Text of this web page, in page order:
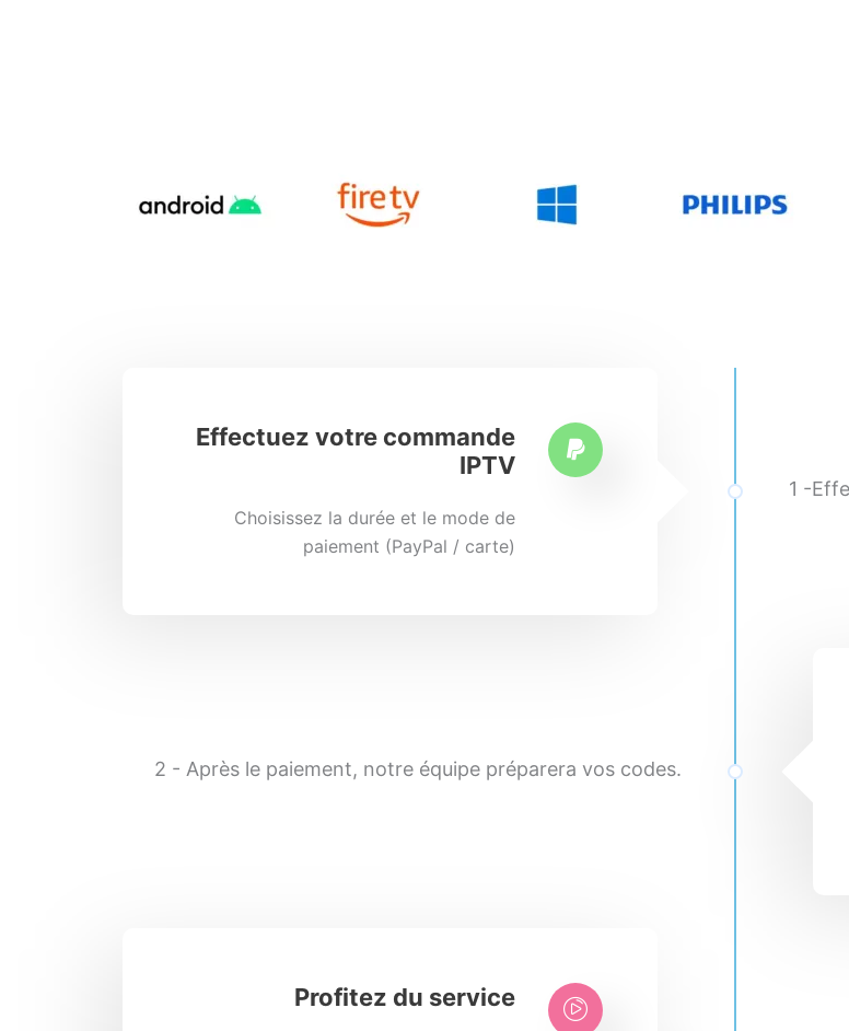
Effectuez votre commande
IPTV
Choisissez la durée et le mode de
paiement (PayPal / carte)
1 -
2 - Après le paiement, notre équipe préparera vos codes.
Profitez du service